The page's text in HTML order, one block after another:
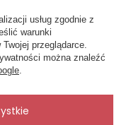
producenta
×
zakupowy
szukasz — pokażę
usług zgodnie z
warunki
przeglądarce.
można znaleźć
.